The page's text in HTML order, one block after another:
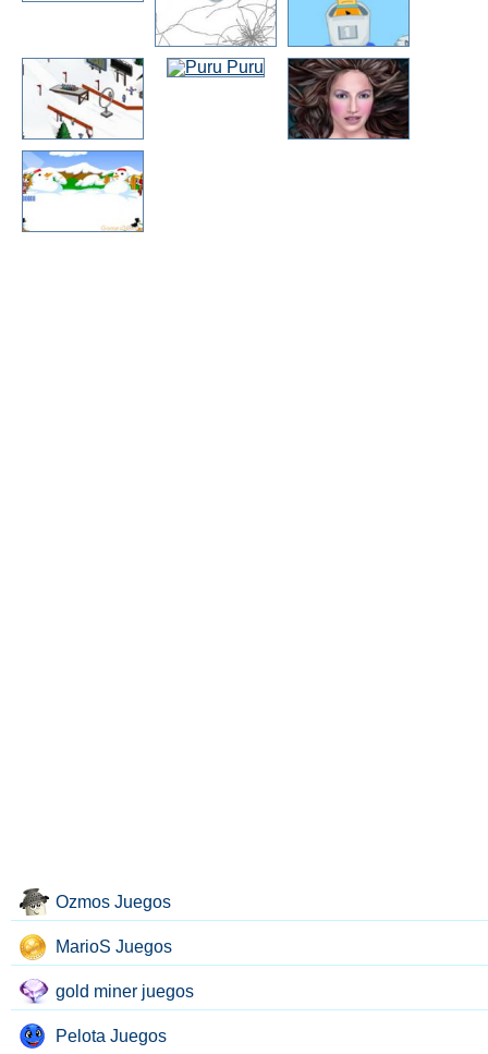
Ozmos Juegos
MarioS Juegos
gold miner juegos
Pelota Juegos